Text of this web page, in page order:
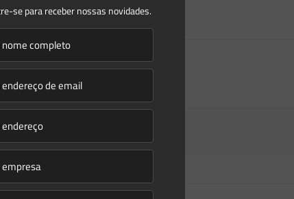
se para receber nossas novidades.